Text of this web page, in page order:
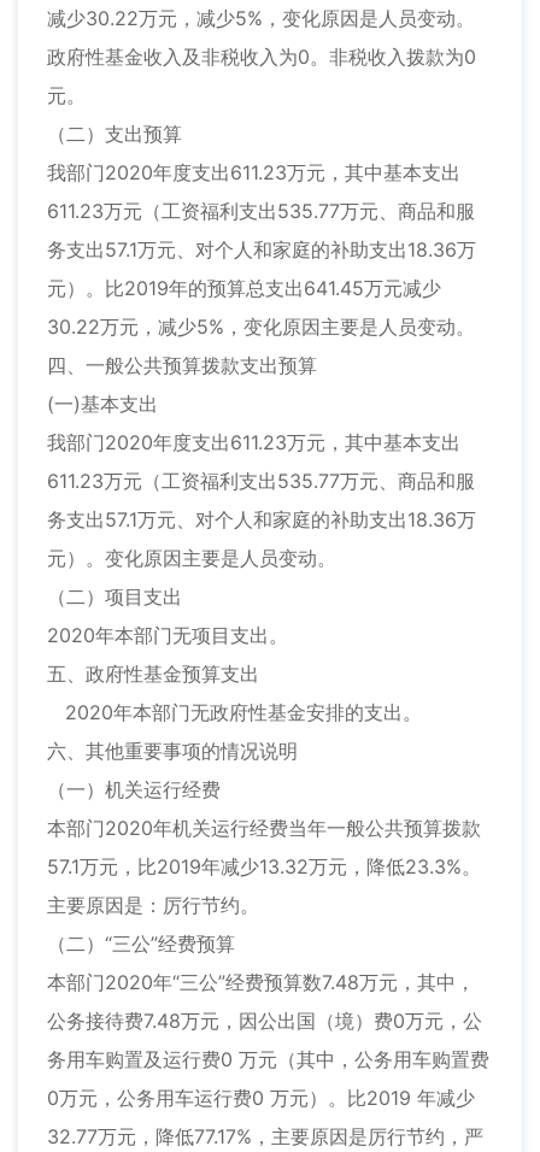
减少30.22万元，减少5%，变化原因是人员变动。
政府性基金收入及非税收入为0。非税收入拨款为0
元。
（二）支出预算
我部门2020年度支出611.23万元，其中基本支出
611.23万元（工资福利支出535.77万元、商品和服
务支出57.1万元、对个人和家庭的补助支出18.36万
元）。比2019年的预算总支出641.45万元减少
30.22万元，减少5%，变化原因主要是人员变动。
四、一般公共预算拨款支出预算
(一)基本支出
我部门2020年度支出611.23万元，其中基本支出
611.23万元（工资福利支出535.77万元、商品和服
务支出57.1万元、对个人和家庭的补助支出18.36万
元）。变化原因主要是人员变动。
（二）项目支出
2020年本部门无项目支出。
五、政府性基金预算支出
2020年本部门无政府性基金安排的支出。
六、其他重要事项的情况说明
（一）机关运行经费
本部门2020年机关运行经费当年一般公共预算拨款
57.1万元，比2019年减少13.32万元，降低23.3%。
主要原因是：厉行节约。
（二）“三公”经费预算
本部门2020年“三公”经费预算数7.48万元，其中，
公务接待费7.48万元，因公出国（境）费0万元，公
务用车购置及运行费0 万元（其中，公务用车购置费
0万元，公务用车运行费0 万元）。比2019 年减少
32.77万元，降低77.17%，主要原因是厉行节约，严